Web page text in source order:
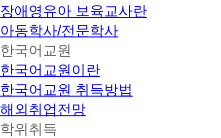
장애영유아 보육교사란
아동학사/전문학사
한국어교원
한국어교원이란
한국어교원 취득방법
해외취업전망
학위취득